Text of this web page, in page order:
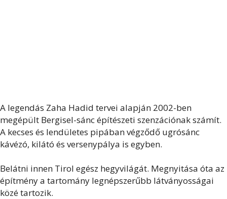
A legendás Zaha Hadid tervei alapján 2002-ben
megépült Bergisel-sánc építészeti szenzációnak számít.
A kecses és lendületes pipában végződő ugrósánc
kávézó, kilátó és versenypálya is egyben.
Belátni innen Tirol egész hegyvilágát. Megnyitása óta az
építmény a tartomány legnépszerűbb látványosságai
közé tartozik.